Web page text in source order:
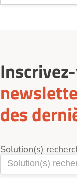
des
Solution(s)